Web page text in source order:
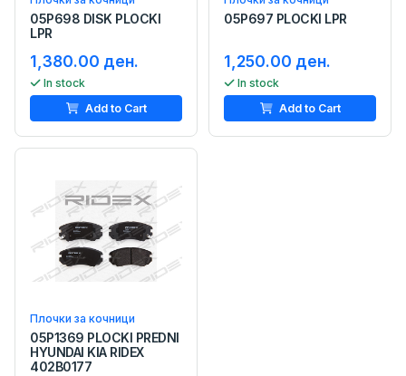
05P698 DISK PLOCKI
LPR
1,380.00 ден.
In stock
Add to Cart
05P697 PLOCKI LPR
1,250.00 ден.
In stock
Add to Cart
Плочки за кочници
05P1369 PLOCKI PREDNI
HYUNDAI KIA RIDEX
402B0177